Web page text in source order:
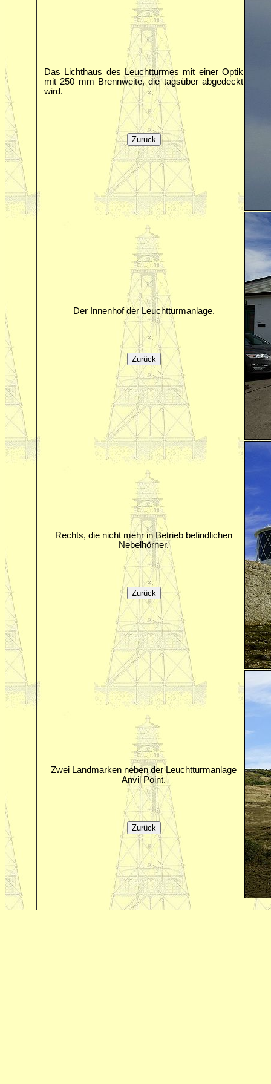
Das Lichthaus des Leuchtturmes mit einer Optik
mit 250 mm Brennweite, die tagsüber abgedeckt
wird.
Der Innenhof der Leuchtturmanlage.
Rechts, die nicht mehr in Betrieb befindlichen
Nebelhörner.
Zwei Landmarken neben der Leuchtturmanlage
Anvil Point.